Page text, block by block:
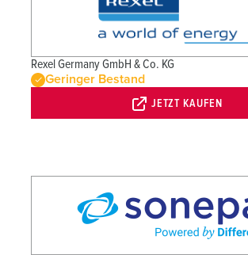
Rexel Germany GmbH & Co. KG
Geringer Bestand
JETZT KAUFEN